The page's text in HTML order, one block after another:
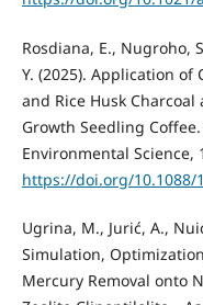
Rosdiana, E., Nugroho,
Y. (2025). Application of
and Rice Husk
Growth Seedling
Environmental Science,
https://doi.org/10.1088/
Ugrina, M., Jurić, A.,
Simulation,
Mercury Removal onto